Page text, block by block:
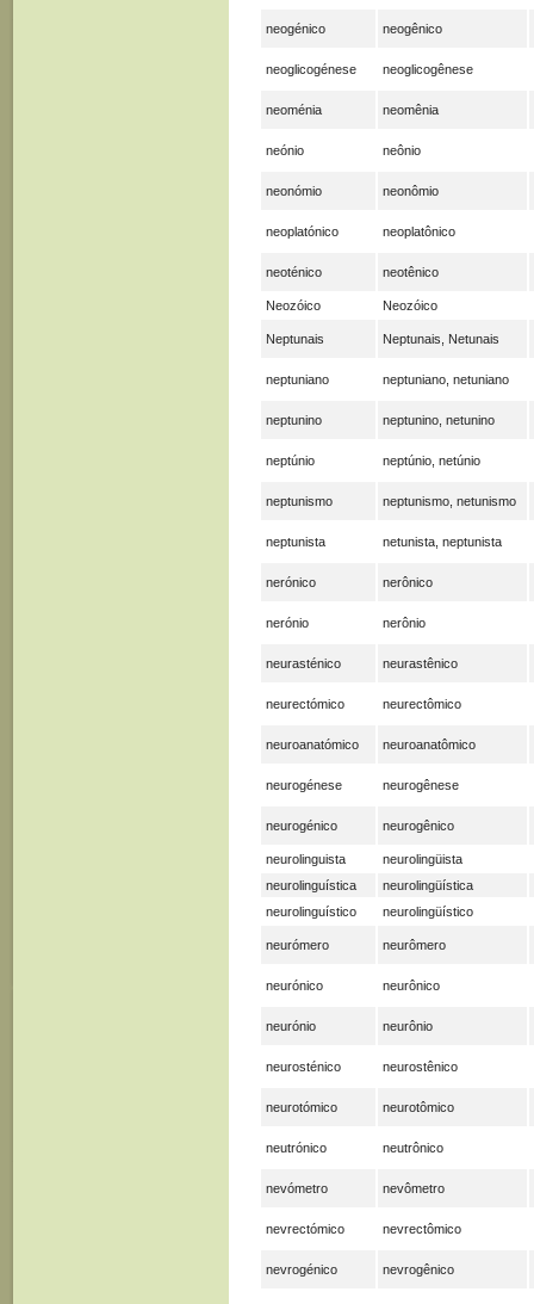
neogénico neogênico
neoglicogénese neoglicogênese
neoménia neomênia
neónio neônio
neonómio neonômio
neoplatónico neoplatônico
neoténico neotênico
Neozóico Neozóico
Neptunais Neptunais, Netunais
neptuniano neptuniano, netuniano
neptunino neptunino, netunino
neptúnio neptúnio, netúnio
neptunismo neptunismo, netunismo
neptunista netunista, neptunista
nerónico nerônico
nerónio nerônio
neurasténico neurastênico
neurectómico neurectômico
neuroanatómico neuroanatômico
neurogénese neurogênese
neurogénico neurogênico
neurolinguista
neurolingüista
neurolinguística
neurolingüística
neurolinguístico
neurolingüístico
neurómero neurômero
neurónico neurônico
neurónio neurônio
neurosténico neurostênico
neurotómico neurotômico
neutrónico neutrônico
nevómetro nevômetro
nevrectómico nevrectômico
nevrogénico nevrogênico